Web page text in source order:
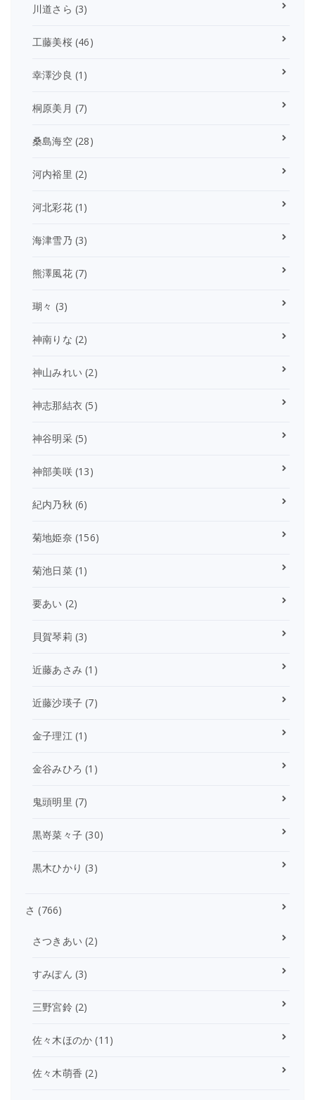
川道さら (3)
工藤美桜(46)
幸澤沙良 (1)
桐原美月 (7)
桑島海空(28)
河内裕里 (2)
河北彩花(1)
海津雪乃 (3)
熊澤風花(7)
瑚々 (3)
神南りな (2)
神山みれい (2)
神志那結衣 (5)
神谷明采(5)
神部美咲(13)
紀内乃秋 (6)
菊地姫奈 (156)
菊池日菜(1)
要あい (2)
貝賀琴莉 (3)
近藤あさみ (1)
近藤沙瑛子 (7)
金子理江(1)
金谷みひろ (1)
鬼頭明里 (7)
黒嵜菜々子 (30)
黒木ひかり (3)
さ (766)
さつきあい (2)
すみぽん (3)
三野宮鈴(2)
佐々木ほのか (11)
佐々木萌香 (2)